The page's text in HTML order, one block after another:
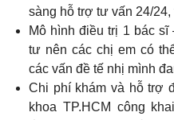
sàng hỗ trợ tư vấn 24/
Mô hình điều trị 1 bác sĩ
tư nên các chị em có
các vấn đề tế nhị mình
Chi phí khám và hỗ trợ
khoa TP.HCM công